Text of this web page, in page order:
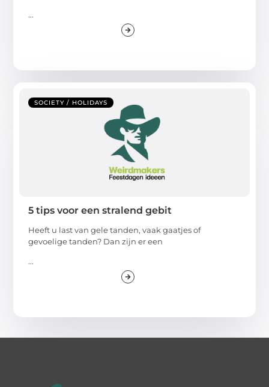
...
SOCIETY / HOLIDAYS
5 tips voor een stralend gebit
Heeft u last van gele tanden, vaak gaatjes of
gevoelige tanden? Dan zijn er een
...